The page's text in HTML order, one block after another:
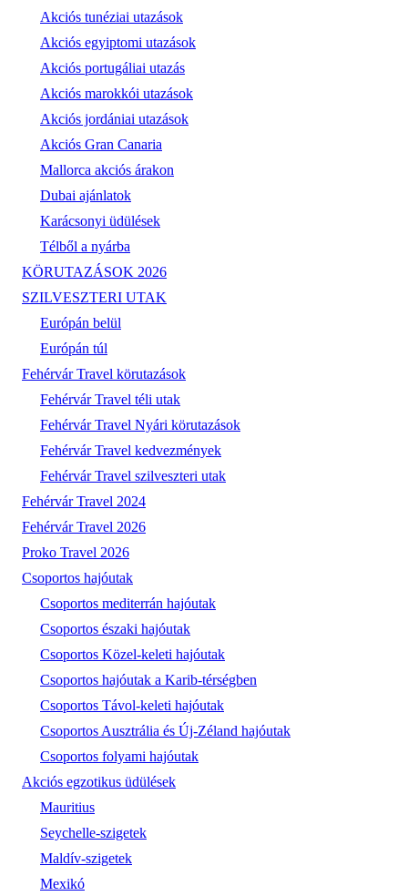
Akciós tunéziai utazások
Akciós egyiptomi utazások
Akciós portugáliai utazás
Akciós marokkói utazások
Akciós jordániai utazások
Akciós Gran Canaria
Mallorca akciós árakon
Dubai ajánlatok
Karácsonyi üdülések
Télből a nyárba
KÖRUTAZÁSOK 2026
SZILVESZTERI UTAK
Európán belül
Európán túl
Fehérvár Travel körutazások
Fehérvár Travel téli utak
Fehérvár Travel Nyári körutazások
Fehérvár Travel kedvezmények
Fehérvár Travel szilveszteri utak
Fehérvár Travel 2024
Fehérvár Travel 2026
Proko Travel 2026
Csoportos hajóutak
Csoportos mediterrán hajóutak
Csoportos északi hajóutak
Csoportos Közel-keleti hajóutak
Csoportos hajóutak a Karib-térségben
Csoportos Távol-keleti hajóutak
Csoportos Ausztrália és Új-Zéland hajóutak
Csoportos folyami hajóutak
Akciós egzotikus üdülések
Mauritius
Seychelle-szigetek
Maldív-szigetek
Mexikó